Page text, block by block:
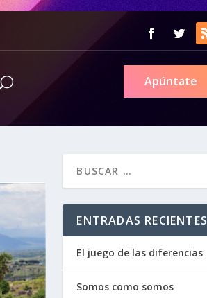
Apúntate
ENTRADAS RECIENTES
El juego de las diferencias
Somos como somos